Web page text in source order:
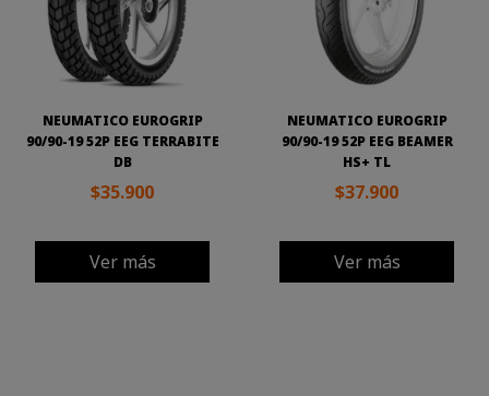
NEUMATICO EUROGRIP
90/90-19 52P EEG TERRABITE
DB
$35.900
Ver más
NEUMATICO EUROGRIP
90/90-19 52P EEG BEAMER
HS+ TL
$37.900
Ver más